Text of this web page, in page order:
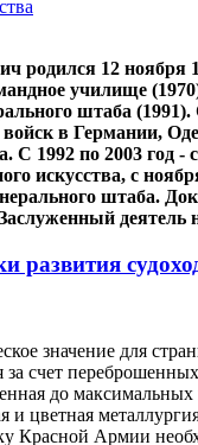
12 ноября
училище
штаба
в Германии,
С 1992 по 2003 год -
искусства, с
штаба.
развития
значение для
счет
до
цветная
Красной Армии